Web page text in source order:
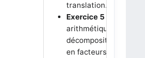
translation.
Exercice 5 :
arithmétique,
décomposition
en facteurs